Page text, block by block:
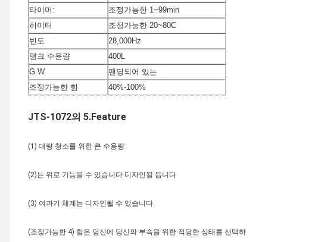
타이머:
조정가능한 1~99min
히이터
조정가능한 20~80C
빈도
28,000Hz
탱크 수용량
400L
G.W.
팬딩되어 있는
조정가능한 힘
40%-100%
JTS-1072의 5.Feature
(1) 대량 청소를 위한 큰 수용량
(2)는 위로 기능을 수 있습니다 디자인될 듭니다
(3) 여과기 체계는 디자인될 수 있습니다
(조정가능한 4) 힘은 당신에 당신의 부속을 위한 적당한 상태를 선택하